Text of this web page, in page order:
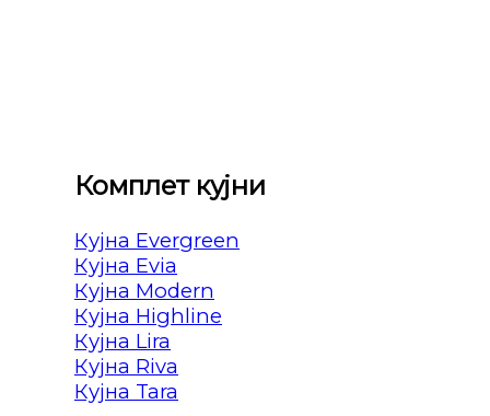
Комплет кујни
Кујна Evergreen
Кујна Evia
Кујна Modern
Кујна Highline
Кујна Lira
Кујна Riva
Кујна Tara